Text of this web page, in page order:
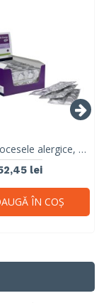
Ajutor în procesele alergice, Histamin LARGE BREED Stangest, blister, 8 tablete
lei
ÎN COŞ